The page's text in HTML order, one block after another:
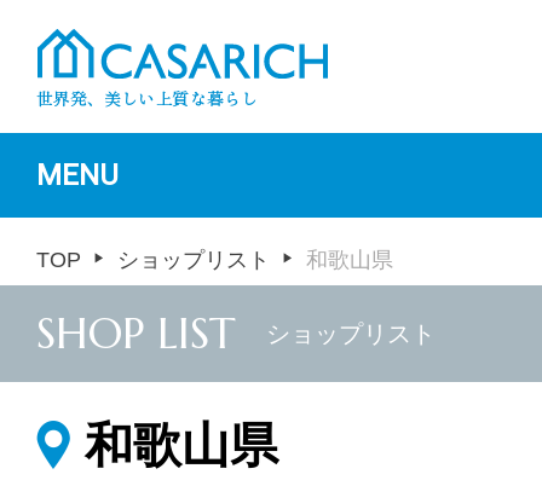
MENU
TOP ショップリスト 和歌山県
SHOP LIST ショップリスト
和歌山県